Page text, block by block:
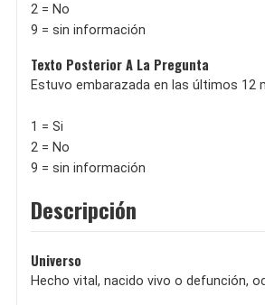
2 = No
9 = sin información
Texto Posterior A La Pregunta
Estuvo embarazada en las últimos 12
1 = Si
2 = No
9 = sin información
Descripción
Universo
Hecho vital, nacido vivo o defunción,